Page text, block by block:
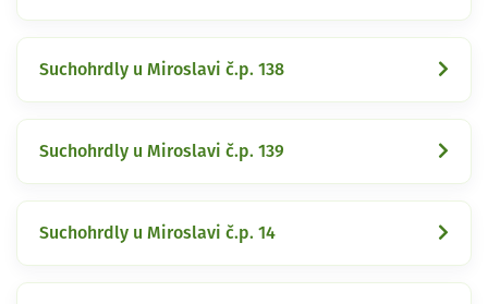
Suchohrdly u Miroslavi č.p. 138
Suchohrdly u Miroslavi č.p. 139
Suchohrdly u Miroslavi č.p. 14